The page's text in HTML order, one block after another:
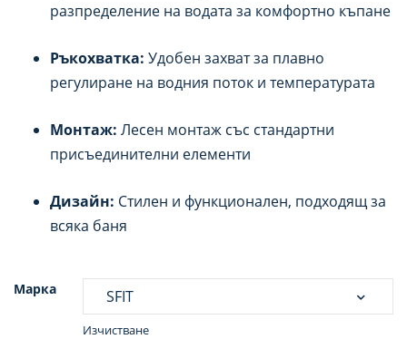
разпределение на водата за комфортно къпане
Ръкохватка: Удобен захват за плавно
регулиране на водния поток и температурата
Монтаж: Лесен монтаж със стандартни
присъединителни елементи
Дизайн: Стилен и функционален, подходящ за
всяка баня
Марка
Изчистване